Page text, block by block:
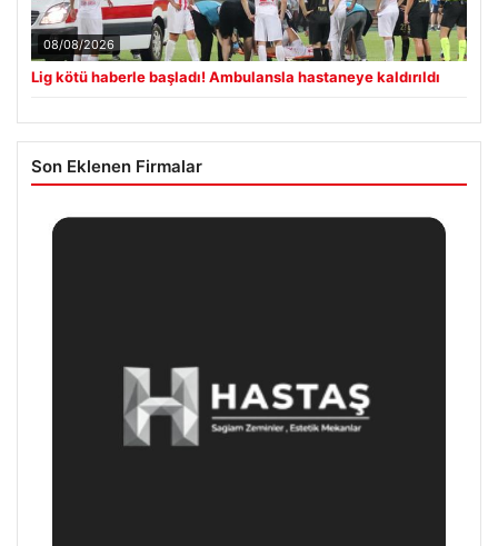
08/08/2026
Lig kötü haberle başladı! Ambulansla hastaneye kaldırıldı
Son Eklenen Firmalar